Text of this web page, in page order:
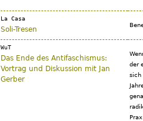
La Casa
Soli-Tresen
WuT
Das Ende des Antifaschismus:
Vortrag und Diskussion mit Jan
Gerber
der
sich